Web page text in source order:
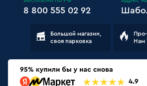
8 800 555 02 92
Большой магазин,
своя парковка
Нам